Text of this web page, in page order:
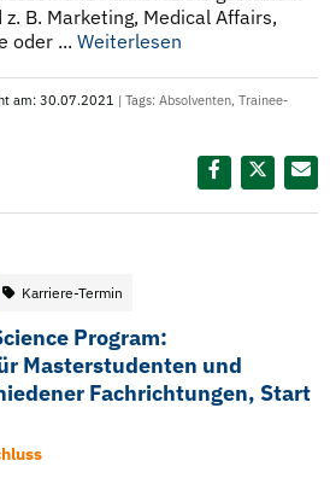
B. Marketing, Medical Affairs,
oder ... Weiterlesen
am: 30.07.2021 | Tags: Absolventen, Trainee-
Karriere-Termin
Program:
Masterstudenten und
Fachrichtungen, Start